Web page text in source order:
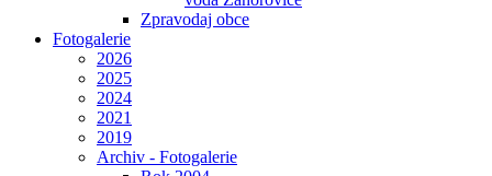
Zpravodaj obce
Fotogalerie
2026
2025
2024
2021
2019
Archiv - Fotogalerie